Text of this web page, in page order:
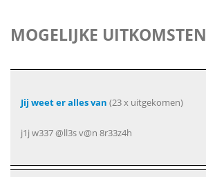
MOGELIJKE UITKOMSTEN
Jij weet er alles van (23 x uitgekomen)
j1j w337 @ll3s v@n 8r33z4h